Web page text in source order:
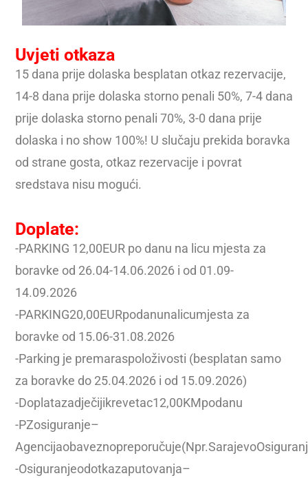
Uvjeti otkaza
15 dana prije dolaska besplatan otkaz rezervacije,
14-8 dana prije dolaska storno penali 50%, 7-4 dana
prije dolaska storno penali 70%, 3-0 dana prije
dolaska i no show 100%! U slučaju prekida boravka
od strane gosta, otkaz rezervacije i povrat
sredstava nisu mogući.
Doplate:
-PARKING 12,00EUR po danu na licu mjesta za
boravke od 26.04-14.06.2026 i od 01.09-
14.09.2026
-PARKING20,00EURpodanunalicumjesta za
boravke od 15.06-31.08.2026
-Parking je premaraspoloživosti (besplatan samo
za boravke do 25.04.2026 i od 15.09.2026)
-Doplatazadječijikrevetac12,00KMpodanu
-PZosiguranje–
-Osiguranjeodotkazaputovanja–